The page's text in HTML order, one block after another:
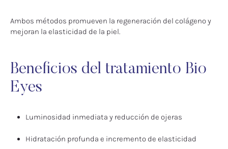
Ambos métodos promueven la regeneración del colágeno y
mejoran la elasticidad de la piel.
Beneficios del tratamiento Bio
Eyes
Luminosidad inmediata y reducción de ojeras
Hidratación profunda e incremento de elasticidad